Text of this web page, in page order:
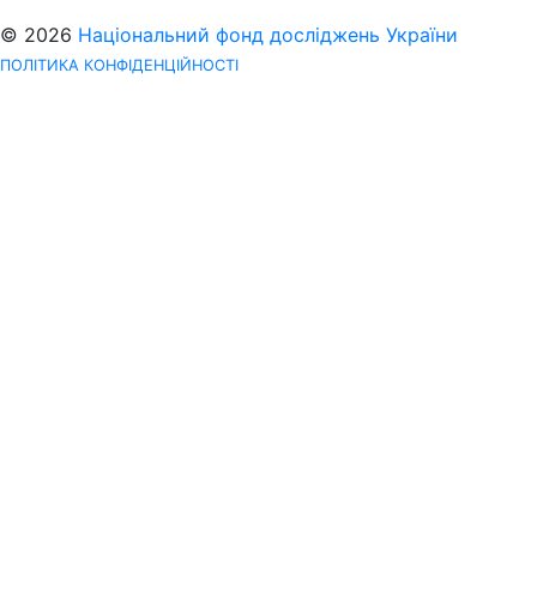
© 2026 Національний фонд досліджень України
ПОЛІТИКА КОНФІДЕНЦІЙНОСТІ